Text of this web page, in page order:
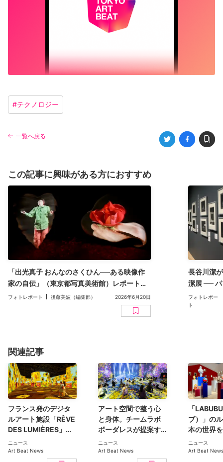
#テクノロジー
一覧へ戻る
この記事に興味がある方におすすめ
「出光真子 おんなのさくひん──ある映像作
家の自伝」（東京都写真美術館）レポート。
実験的手法で女性の内なる叫びを描き出し
た、日本のヴィデオ・アートのパイオニア
フォトレポート 後藤美波（編集部） 2026年6月20日
長谷川潔
潔展 ──
ナソニッ
フォトレポー
ト
関連記事
フランス発のデジタ
ルアート施設「RÊVE
DES LUMIÈRES」が
東京・有明に6月12日
グランドオープン。
ニュース
Art Beat News
アート空間で整う心
と身体。チームラボ
ボーダレスが提案す
る新しいウェルネス
体験
ニュース
Art Beat News
「
ブ）」の
本の世界
「
ニュース
Art Beat News